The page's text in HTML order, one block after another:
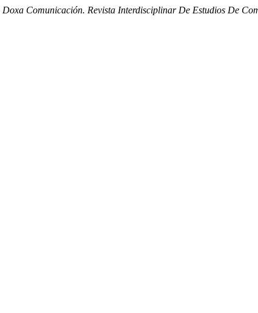
Doxa Comunicación. Revista Interdisciplinar De Estudios De